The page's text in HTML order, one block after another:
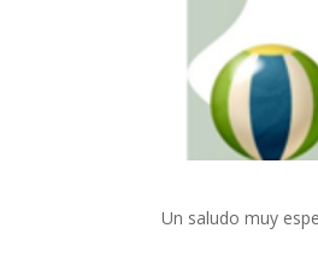
Un saludo muy